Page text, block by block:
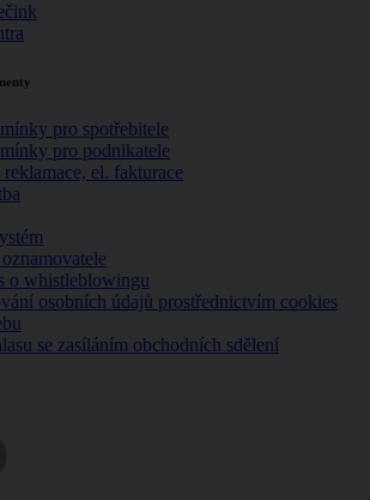
pro spotřebitele
pro podnikatele
el. fakturace
o whistleblowingu
osobních údajů prostřednictvím cookies
se zasíláním obchodních sdělení